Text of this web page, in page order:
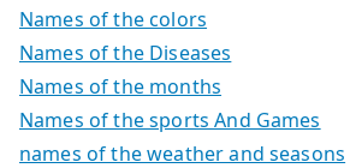
Names of the colors
Names of the Diseases
Names of the months
Names of the sports And Games
names of the weather and seasons